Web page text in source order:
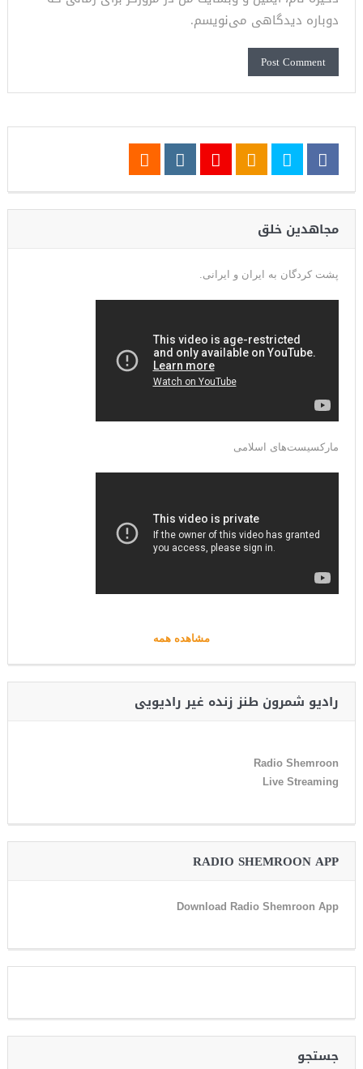
دوباره دیدگاهی می‌نویسم.
مجاهدین خلق
پشت کردگان به ایران و ایرانی.
مارکسیست‌های اسلامی
مشاهده همه
رادیو شمرون طنز زنده غیر رادیویی
Radio Shemroon
Live Streaming
RADIO SHEMROON APP
Download Radio Shemroon App
جستجو